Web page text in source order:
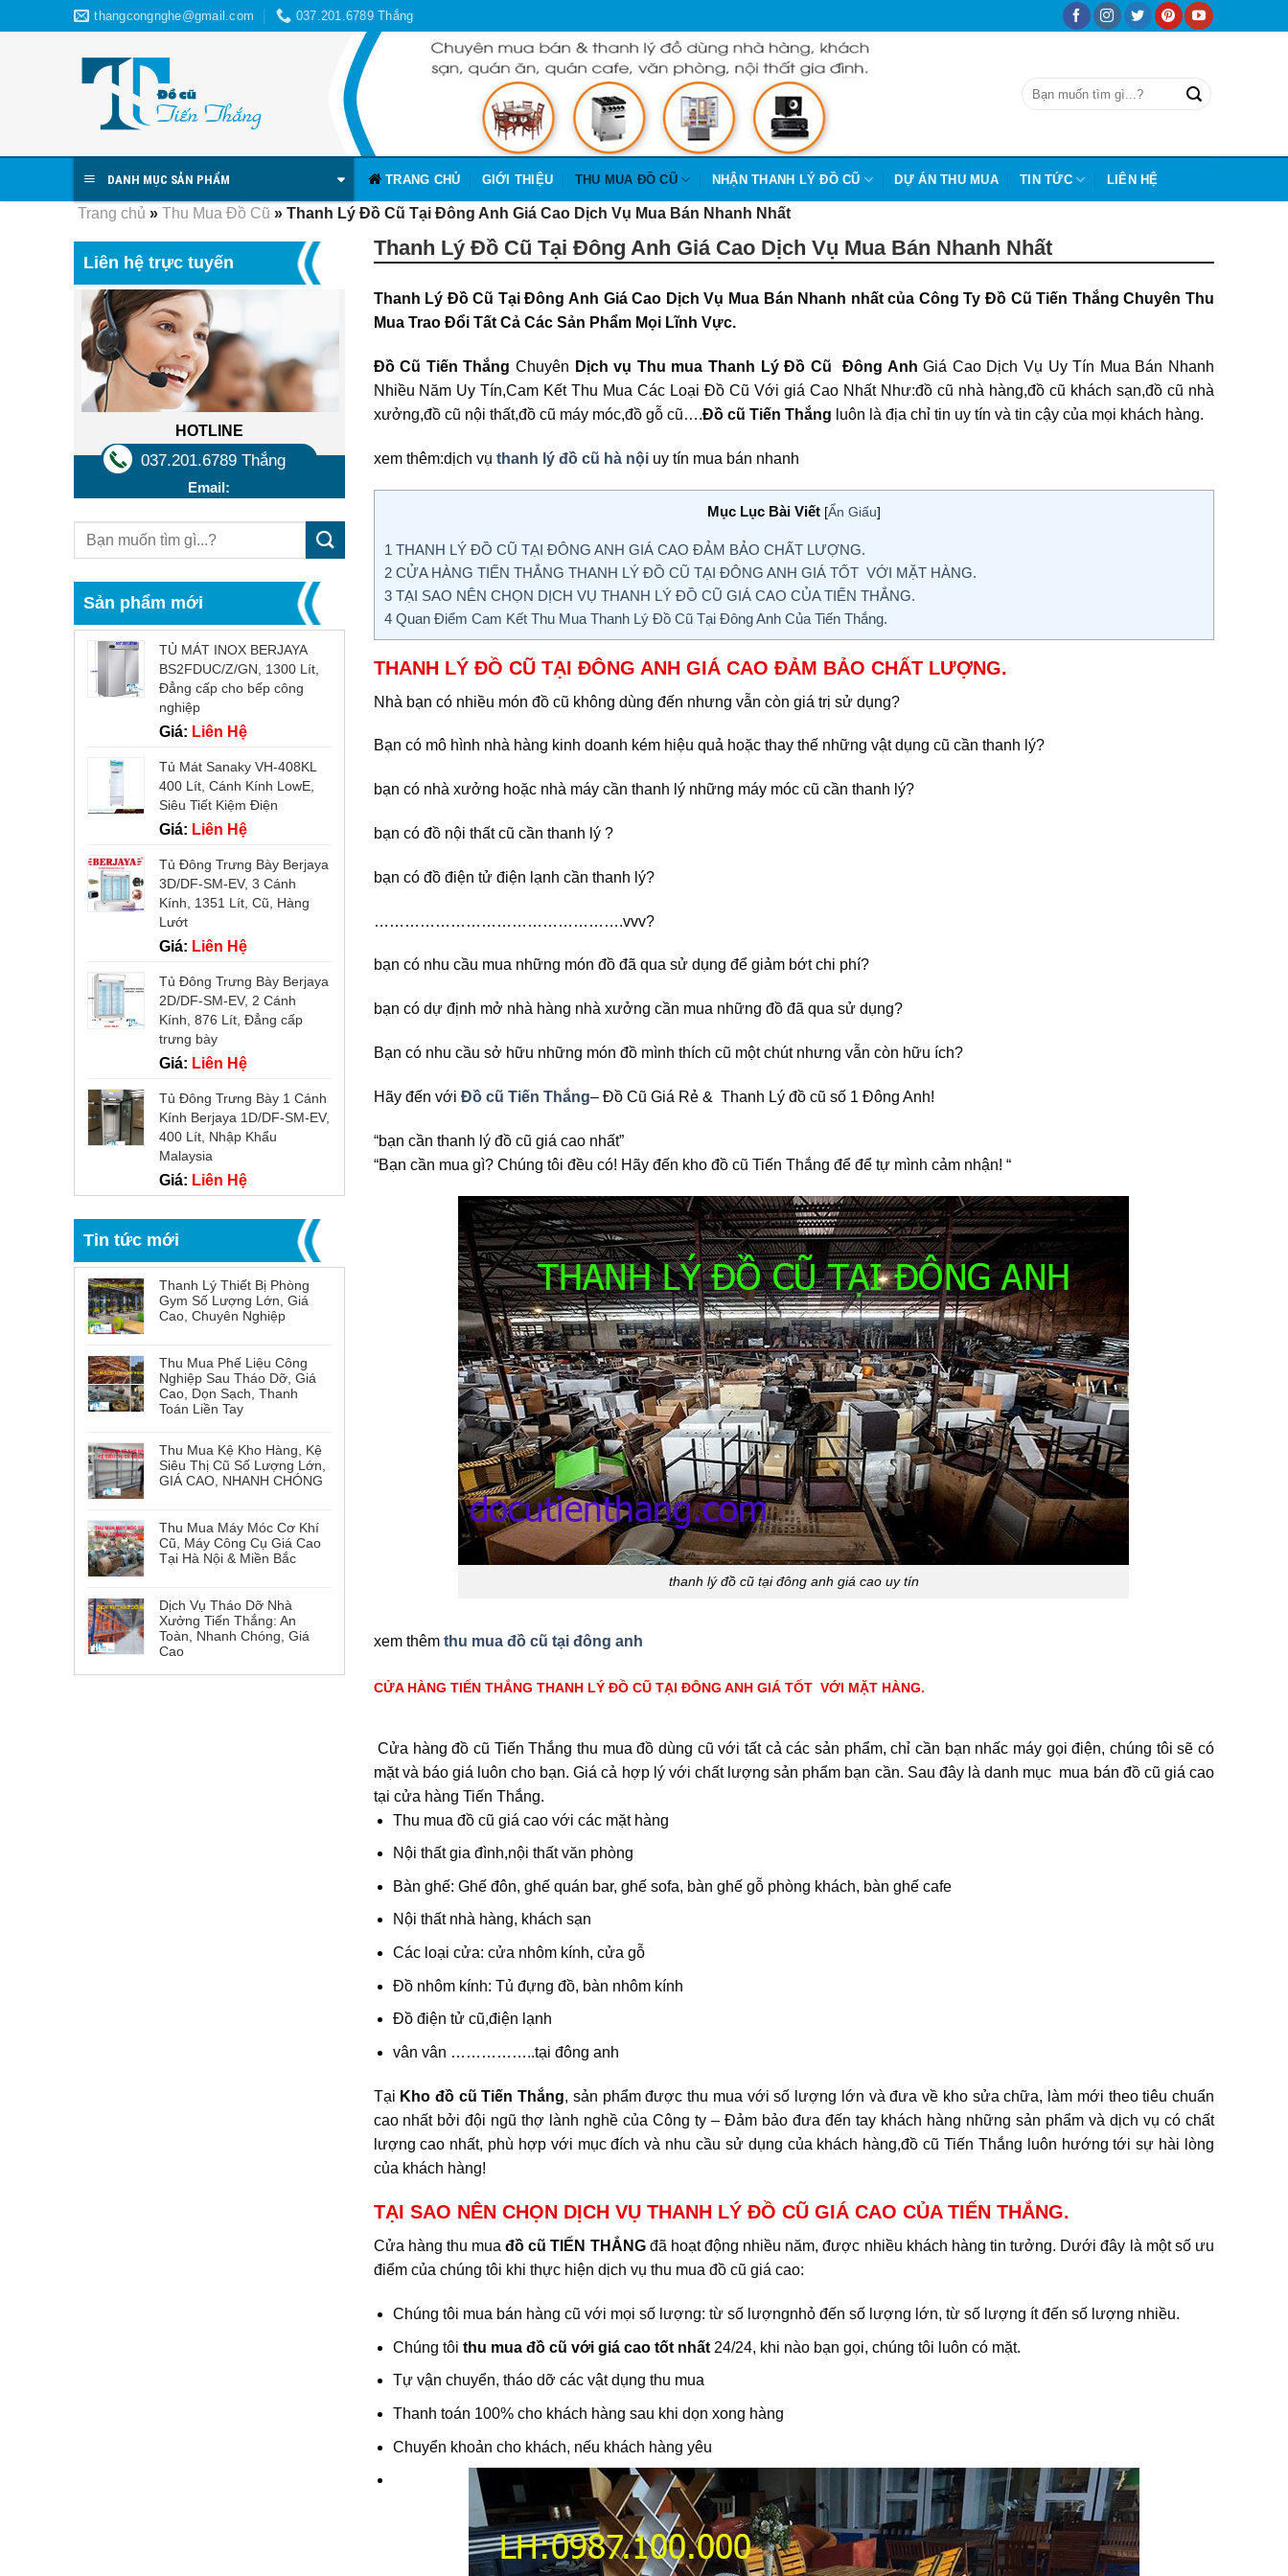
to
thangcongnghe@gmail.com 037.201.6789 Thắng
DANH MỤC SẢN PHẨM TRANG CHỦ GIỚI THIỆU THU MUA ĐỒ CŨ NHẬN THANH LÝ ĐỒ CŨ DỰ ÁN THU MUA TIN TỨC LIÊN HỆ
Trang chủ » Thu Mua Đồ Cũ » Thanh Lý Đồ Cũ Tại Đông Anh Giá Cao Dịch Vụ Mua Bán Nhanh Nhất
Liên hệ trực tuyến
HOTLINE
037.201.6789 Thắng
Email:
Sản phẩm mới
TỦ MÁT INOX BERJAYA
BS2FDUC/Z/GN, 1300 Lít,
Đẳng cấp cho bếp công
nghiệp
Giá: Liên Hệ
Tủ Mát Sanaky VH-408KL
400 Lít, Cánh Kính LowE,
Siêu Tiết Kiệm Điện
Giá: Liên Hệ
Tủ Đông Trưng Bày Berjaya
3D/DF-SM-EV, 3 Cánh
Kính, 1351 Lít, Cũ, Hàng
Lướt
Giá: Liên Hệ
Tủ Đông Trưng Bày Berjaya
2D/DF-SM-EV, 2 Cánh
Kính, 876 Lít, Đẳng cấp
trưng bày
Giá: Liên Hệ
Tủ Đông Trưng Bày 1 Cánh
Kính Berjaya 1D/DF-SM-EV,
400 Lít, Nhập Khẩu
Malaysia
Giá: Liên Hệ
Tin tức mới
Thanh Lý Thiết Bị Phòng
Gym Số Lượng Lớn, Giá
Cao, Chuyên Nghiệp
Thu Mua Phế Liệu Công
Nghiệp Sau Tháo Dỡ, Giá
Cao, Dọn Sạch, Thanh
Toán Liền Tay
Thu Mua Kệ Kho Hàng, Kệ
Siêu Thị Cũ Số Lượng Lớn,
GIÁ CAO, NHANH CHÓNG
Thu Mua Máy Móc Cơ Khí
Cũ, Máy Công Cụ Giá Cao
Tại Hà Nội & Miền Bắc
Dịch Vụ Tháo Dỡ Nhà
Xưởng Tiến Thắng: An
Toàn, Nhanh Chóng, Giá
Cao
Thanh Lý Đồ Cũ Tại Đông Anh Giá Cao Dịch Vụ Mua Bán Nhanh Nhất
Thanh Lý Đồ Cũ Tại Đông Anh Giá Cao Dịch Vụ Mua Bán Nhanh nhất của Công Ty Đồ Cũ Tiến Thắng Chuyên Thu
Mua Trao Đổi Tất Cả Các Sản Phẩm Mọi Lĩnh Vực.
Đồ Cũ Tiến Thắng Chuyên Dịch vụ Thu mua Thanh Lý Đồ Cũ Đông Anh Giá Cao Dịch Vụ Uy Tín Mua Bán Nhanh
Nhiều Năm Uy Tín,Cam Kết Thu Mua Các Loại Đồ Cũ Với giá Cao Nhất Như:đồ cũ nhà hàng,đồ cũ khách sạn,đồ cũ nhà
xưởng,đồ cũ nội thất,đồ cũ máy móc,đồ gỗ cũ….Đồ cũ Tiến Thắng luôn là địa chỉ tin uy tín và tin cậy của mọi khách hàng.
xem thêm:dịch vụ thanh lý đồ cũ hà nộiuy tín mua bán nhanh
Mục Lục Bài Viết [Ẩn Giấu]
1 THANH LÝ ĐỒ CŨ TẠI ĐÔNG ANH GIÁ CAO ĐẢM BẢO CHẤT LƯỢNG.
2CỬA HÀNG TIẾN THẮNG THANH LÝ ĐỒ CŨ TẠI ĐÔNG ANH GIÁ TỐT VỚI MẶT HÀNG.
3TẠI SAO NÊN CHỌN DỊCH VỤ THANH LÝ ĐỒ CŨ GIÁ CAO CỦA TIẾN THẮNG.
4Quan Điểm Cam Kết Thu Mua Thanh Lý Đồ Cũ Tại Đông Anh Của Tiến Thắng.
THANH LÝ ĐỒ CŨ TẠI ĐÔNG ANH GIÁ CAO ĐẢM BẢO CHẤT LƯỢNG.
Nhà bạn có nhiều món đồ cũ không dùng đến nhưng vẫn còn giá trị sử dụng?
Bạn có mô hình nhà hàng kinh doanh kém hiệu quả hoặc thay thế những vật dụng cũ cần thanh lý?
bạn có nhà xưởng hoặc nhà máy cần thanh lý những máy móc cũ cần thanh lý?
bạn có đồ nội thất cũ cần thanh lý ?
bạn có đồ điện tử điện lạnh cần thanh lý?
………………………………………….vvv?
bạn có nhu cầu mua những món đồ đã qua sử dụng để giảm bớt chi phí?
bạn có dự định mở nhà hàng nhà xưởng cần mua những đồ đã qua sử dụng?
Bạn có nhu cầu sở hữu những món đồ mình thích cũ một chút nhưng vẫn còn hữu ích?
Hãy đến với Đồ cũ Tiến Thắng– Đồ Cũ Giá Rẻ & Thanh Lý đồ cũ số 1 Đông Anh!
“bạn cần thanh lý đồ cũ giá cao nhất”
“Bạn cần mua gì? Chúng tôi đều có! Hãy đến kho đồ cũ Tiến Thắng để để tự mình cảm nhận! “
thanh lý đồ cũ tại đông anh giá cao uy tín
xem thêm thu mua đồ cũ tại đông anh
CỬA HÀNG TIẾN THẮNG THANH LÝ ĐỒ CŨ TẠI ĐÔNG ANH GIÁ TỐT VỚI MẶT HÀNG.
Cửa hàng đồ cũ Tiến Thắng thu mua đồ dùng cũ với tất cả các sản phẩm, chỉ cần bạn nhấc máy gọi điện, chúng tôi sẽ có
mặt và báo giá luôn cho bạn. Giá cả hợp lý với chất lượng sản phẩm bạn cần. Sau đây là danh mục mua bán đồ cũ giá cao
tại cửa hàng Tiến Thắng.
Thu mua đồ cũ giá cao với các mặt hàng
Nội thất gia đình,nội thất văn phòng
​Bàn ghế: Ghế đôn, ghế quán bar, ghế sofa, bàn ghế gỗ phòng khách, bàn ghế cafe
Nội thất nhà hàng, khách sạn
Các loại cửa: cửa nhôm kính, cửa gỗ
Đồ nhôm kính: Tủ đựng đồ, bàn nhôm kính
Đồ điện tử cũ,điện lạnh
vân vân ……………..tại đông anh
Tại Kho đồ cũ Tiến Thắng, sản phẩm được thu mua với số lượng lớn và đưa về kho sửa chữa, làm mới theo tiêu chuẩn
cao nhất bởi đội ngũ thợ lành nghề của Công ty – Đảm bảo đưa đến tay khách hàng những sản phẩm và dịch vụ có chất
lượng cao nhất, phù hợp với mục đích và nhu cầu sử dụng của khách hàng,đồ cũ Tiến Thắng luôn hướng tới sự hài lòng
của khách hàng!
TẠI SAO NÊN CHỌN DỊCH VỤ THANH LÝ ĐỒ CŨ GIÁ CAO CỦA TIẾN THẮNG.
Cửa hàng thu muađồ cũ TIẾN THẮNGđã hoạt động nhiều năm, được nhiều khách hàng tin tưởng. Dưới đây là một số ưu
điểm của chúng tôi khi thực hiện dịch vụ thu mua đồ cũ giá cao:
Chúng tôi mua bán hàng cũ với mọi số lượng: từ số lượngnhỏ đến số lượng lớn, từ số lượng ít đến số lượng nhiều.
Chúng tôithu mua đồ cũ với giá cao tốt nhất 24/24, khi nào bạn gọi, chúng tôi luôn có mặt.
Tự vận chuyển, tháo dỡ các vật dụng thu mua
Thanh toán 100% cho khách hàng sau khi dọn xong hàng
Chuyển khoản cho khách, nếu khách hàng yêu